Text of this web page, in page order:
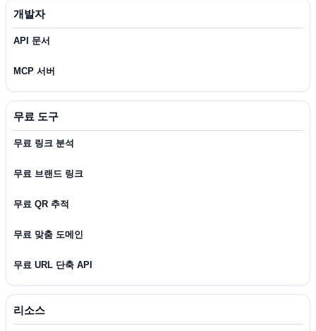
개발자
API 문서
MCP 서버
무료 도구
무료 링크 분석
무료 브랜드 링크
무료 QR 추적
무료 맞춤 도메인
무료 URL 단축 API
리소스